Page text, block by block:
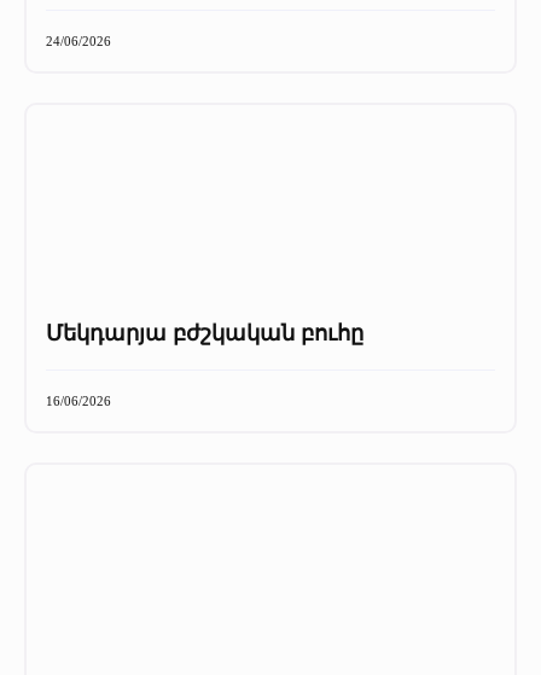
24/06/2026
Մեկդարյա բժշկական բուհը
16/06/2026